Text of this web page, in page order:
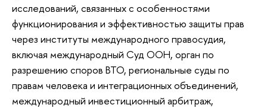
исследований, связанных с особенностями
функционирования и эффективностью защиты прав
через институты международного правосудия,
включая международный Суд ООН, орган по
разрешению споров ВТО, региональные суды по
правам человека и интеграционных объединений,
международный инвестиционный арбитраж,